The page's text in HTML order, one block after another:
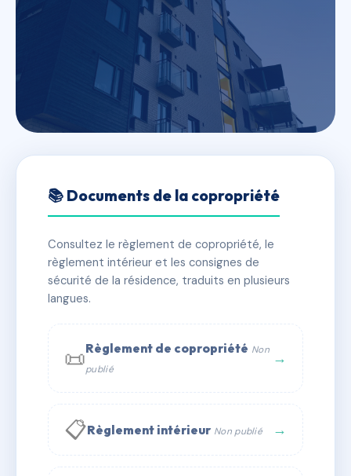
FLEURS DES CARAIBES
✓ Immatriculée 🏠 201 lots 🏗 9 bâtiment(s)
📞 Contacter Syndic Digital
📚 Documents de la copropriété
Consultez le règlement de copropriété, le
règlement intérieur et les consignes de
sécurité de la résidence, traduits en plusieurs
langues.
📜Règlement de copropriété Non
publié
→
📋Règlement intérieur Non publié →